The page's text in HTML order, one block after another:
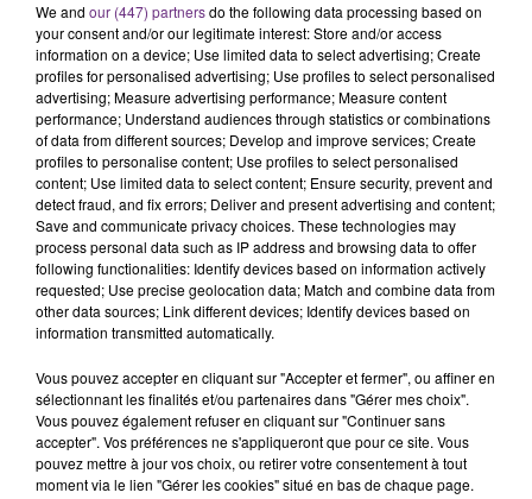
L'INSPECTION DU TRAVAIL RAPPELLE À
L'ORDRE SUR LES CONDITIONS DE...
Alors que les dates de début des vendange 2026
s'est avéré être plus précoce que prévu,
l'inspection du Travail en profite pour rappeler
les conditions de...
TITRES DIFFUSÉS
1h29
1h29
LADY GAGA
1h26
1h26
VITAA
We and our (447) partnersdo the following data processing based on
your consent and/or our legitimate interest: Store and/or access
information on a device; Use limited data to select advertising; Create
profiles for personalised advertising; Use profiles to select personalised
advertising; Measure advertising performance; Measure content
performance; Understand audiences through statistics or combinations
of data from different sources; Develop and improve services; Create
profiles to personalise content; Use profiles to select personalised
content; Use limited data to select content; Ensure security, prevent and
detect fraud, and fix errors; Deliver and present advertising and content;
Save and communicate privacy choices. These technologies may
process personal data such as IP address and browsing data to offer
following functionalities: Identify devices based on information actively
requested; Use precise geolocation data; Match and combine data from
other data sources; Link different devices; Identify devices based on
information transmitted automatically.
Vous pouvez accepter en cliquant sur "Accepter et fermer", ou affiner en
sélectionnant les finalités et/ou partenaires dans "Gérer mes choix".
Vous pouvez également refuser en cliquant sur "Continuer sans
accepter". Vos préférences ne s'appliqueront que pour ce site. Vous
pouvez mettre à jour vos choix, ou retirer votre consentement à tout
moment via le lien "Gérer les cookies" situé en bas de chaque page.